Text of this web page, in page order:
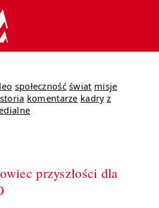
społeczność świat misje
komentarze kadry z
przyszłości dla